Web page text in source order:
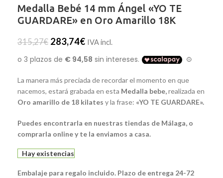
Medalla Bebé 14 mm Ángel «YO TE
GUARDARE» en Oro Amarillo 18K
315,27€ 283,74€ IVA incl.
La manera más preciada de recordar el momento en que
nacemos, estará grabada en esta Medalla bebe,realizada en
Oro amarillo de 18 kilates y la frase: «YO TE GUARDARE».
Puedes encontrarla en nuestras tiendas de Málaga, o
comprarla online y te la enviamos a casa.
Hay existencias
Embalaje para regalo incluido. Plazo de entrega 24-72